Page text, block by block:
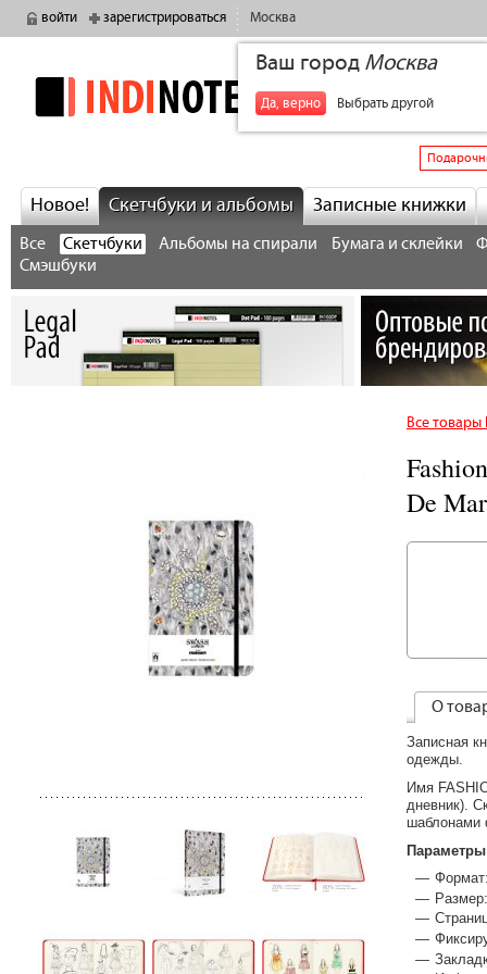
войти зарегистрироваться Москва
Ваш город Москва
Да, верно Выбрать другой
indinotes
Новое! Скетчбуки и альбомы Записные книжки
Все Скетчбуки Альбомы на спирали Бумага и склейки
Смэшбуки
Все товары
De
О
Записная
одежды.
Имя
дневник).
шаблонами